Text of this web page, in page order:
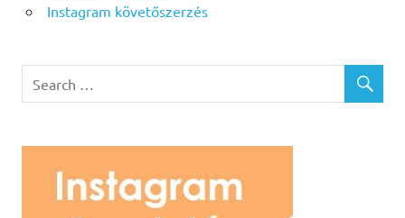
Instagram követőszerzés